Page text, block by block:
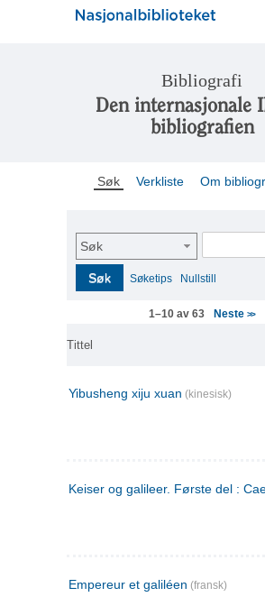
Bibliografi
Den internasjonale
bibliografien
Søk Verkliste Om
Søk
Søk Søketips Nullstill
1–10 av 63 Neste>>
Tittel
Yibusheng xiju xuan (kinesisk)
Keiser og galileer. Første del :
Empereur et galiléen (fransk)